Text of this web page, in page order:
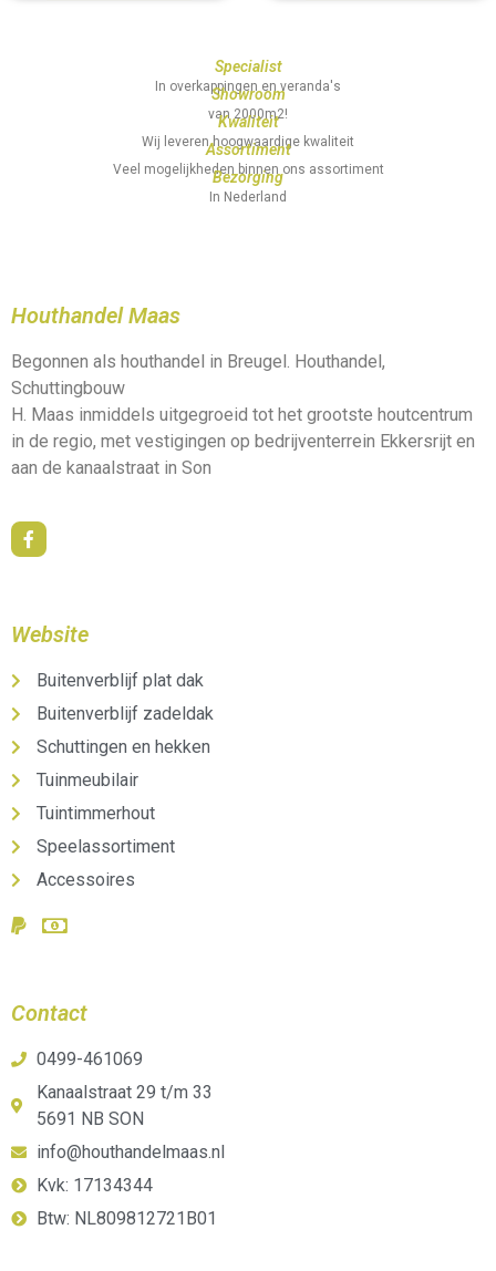
Specialist
In overkappingen en veranda's
Showroom
van 2000m2!
Kwaliteit
Wij leveren hoogwaardige kwaliteit
Assortiment
Veel mogelijkheden binnen ons assortiment
Bezorging
In Nederland
Houthandel Maas
Begonnen als houthandel in Breugel. Houthandel,
Schuttingbouw
H. Maas inmiddels uitgegroeid tot het grootste houtcentrum
in de regio, met vestigingen op bedrijventerrein Ekkersrijt en
aan de kanaalstraat in Son
Website
Buitenverblijf plat dak
Buitenverblijf zadeldak
Schuttingen en hekken
Tuinmeubilair
Tuintimmerhout
Speelassortiment
Accessoires
Contact
0499-461069
Kanaalstraat 29 t/m 33
5691 NB SON
info@houthandelmaas.nl
Kvk: 17134344
Btw: NL809812721B01